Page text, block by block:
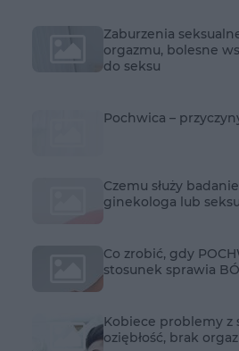
Zaburzenia
orgazmu, bolesne
do seksu
Pochwica –
Czemu służy
ginekologa lub
Co zrobić, gdy
stosunek sprawia
Kobiece problemy z
oziębłość, brak